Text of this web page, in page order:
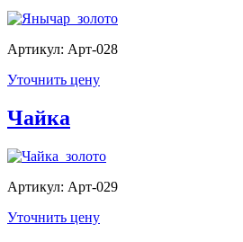
Артикул: Арт-028
Уточнить цену
Чайка
Артикул: Арт-029
Уточнить цену